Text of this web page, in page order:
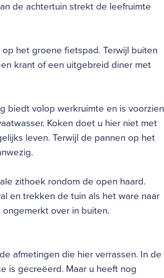
de achtertuin strekt de leefruimte
het groene fietspad. Terwijl buiten
krant of een uitgebreid diner met
biedt volop werkruimte en is voorzien
Koken doet u hier niet met
leven. Terwijl de pannen op het
zithoek rondom de open haard.
en trekken de tuin als het ware naar
over in buiten.
afmetingen die hier verrassen. In de
is gecreëerd. Maar u heeft nog